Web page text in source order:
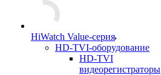
HiWatch Value-серия
HD-TVI-оборудование
HD-TVI
видеорегистраторы